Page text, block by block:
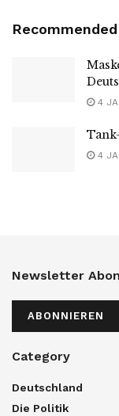
Recommended
4
4
Newsletter
ABONNIEREN
Category
Deutschland
Die Politik